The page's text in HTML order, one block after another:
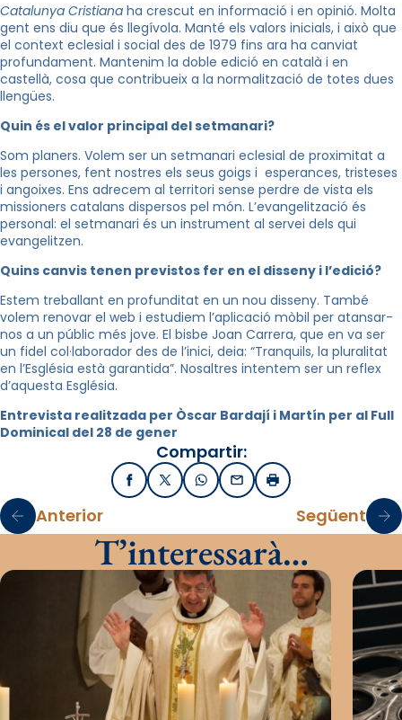
Catalunya Cristiana ha crescut en informació i en opinió. Molta
gent ens diu que és llegívola. Manté els valors inicials, i això que
el context eclesial i social des de 1979 fins ara ha canviat
profundament. Mantenim la doble edició en català i en
castellà, cosa que contribueix a la normalització de totes dues
llengües.
Quin és el valor principal del setmanari?
Som planers. Volem ser un setmanari eclesial de proximitat a
les persones, fent nostres els seus goigs i esperances, tristeses
i angoixes. Ens adrecem al territori sense perdre de vista els
missioners catalans dispersos pel món. L’evangelització és
personal: el setmanari és un instrument al servei dels qui
evangelitzen.
Quins canvis tenen previstos fer en el disseny i l’edició?
Estem treballant en profunditat en un nou disseny. També
volem renovar el web i estudiem l’aplicació mòbil per atansar-
nos a un públic més jove. El bisbe Joan Carrera, que en va ser
un fidel col·laborador des de l’inici, deia: “Tranquils, la pluralitat
en l’Església està garantida”. Nosaltres intentem ser un reflex
d’aquesta Església.
Entrevista realitzada per Òscar Bardají i Martín per al Full
Dominical del 28 de gener
Compartir:
FacebookX / TwitterWhatsApp
EmailImprimir
Anterior Següent
T’interessarà…